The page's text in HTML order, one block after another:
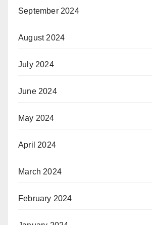
September 2024
August 2024
July 2024
June 2024
May 2024
April 2024
March 2024
February 2024